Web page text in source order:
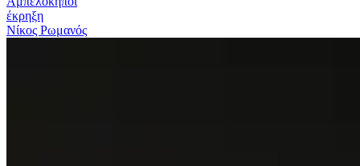
έκρηξη
Νίκος Ρωμανός